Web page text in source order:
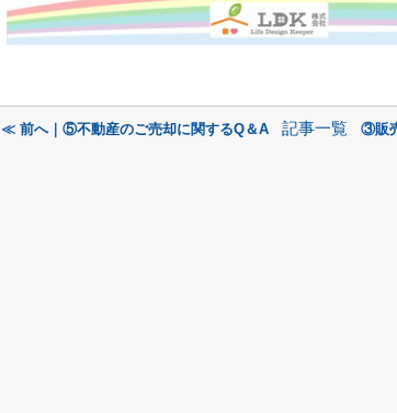
≪ 前へ｜⑤不動産のご売却に関するQ＆A 記事一覧 ③販